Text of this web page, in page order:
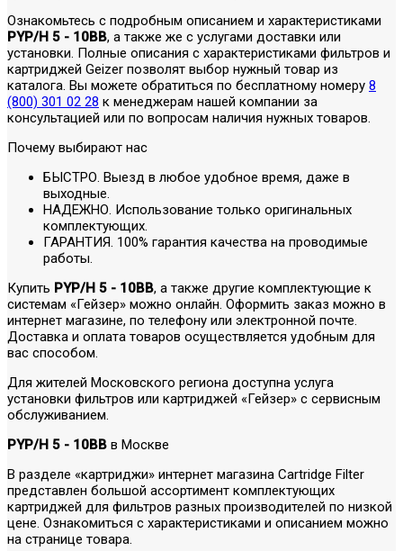
Ознакомьтесь с подробным описанием и характеристиками
PYP/H 5 - 10BB, а также же с услугами доставки или
установки. Полные описания с характеристиками фильтров и
картриджей Geizer позволят выбор нужный товар из
каталога. Вы можете обратиться по бесплатному номеру 8
(800) 301 02 28 к менеджерам нашей компании за
консультацией или по вопросам наличия нужных товаров.
Почему выбирают нас
БЫСТРО. Выезд в любое удобное время, даже в
выходные.
НАДЕЖНО. Использование только оригинальных
комплектующих.
ГАРАНТИЯ. 100% гарантия качества на проводимые
работы.
Купить PYP/H 5 - 10BB, а также другие комплектующие к
системам «Гейзер» можно онлайн. Оформить заказ можно в
интернет магазине, по телефону или электронной почте.
Доставка и оплата товаров осуществляется удобным для
вас способом.
Для жителей Московского региона доступна услуга
установки фильтров или картриджей «Гейзер» с сервисным
обслуживанием.
PYP/H 5 - 10BB в Москве
В разделе «картриджи» интернет магазина Cartridge Filter
представлен большой ассортимент комплектующих
картриджей для фильтров разных производителей по низкой
цене. Ознакомиться с характеристиками и описанием можно
на странице товара.